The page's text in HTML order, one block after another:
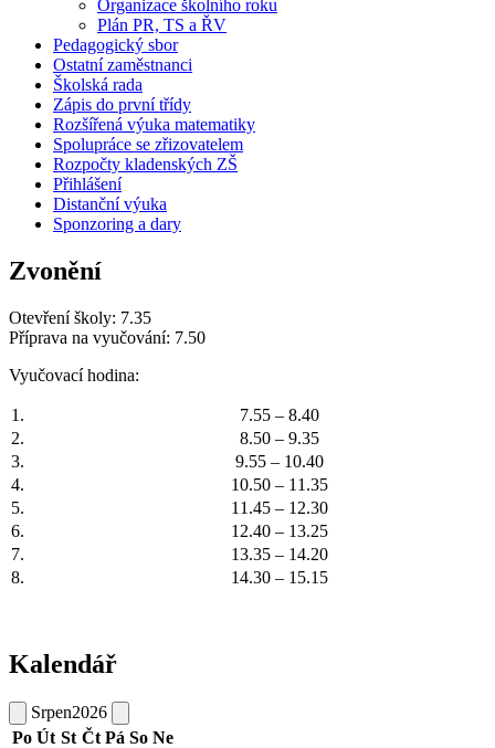
Organizace školního roku
Plán PR, TS a ŘV
Pedagogický sbor
Ostatní zaměstnanci
Školská rada
Zápis do první třídy
Rozšířená výuka matematiky
Spolupráce se zřizovatelem
Rozpočty kladenských ZŠ
Přihlášení
Distanční výuka
Sponzoring a dary
Zvonění
Otevření školy: 7.35
Příprava na vyučování: 7.50
Vyučovací hodina:
1.
7.55 – 8.40
2.
8.50 – 9.35
3.
9.55 – 10.40
4.
10.50 – 11.35
5.
11.45 – 12.30
6.
12.40 – 13.25
7.
13.35 – 14.20
8.
14.30 – 15.15
Kalendář
Srpen2026
Po Út St Čt Pá So Ne